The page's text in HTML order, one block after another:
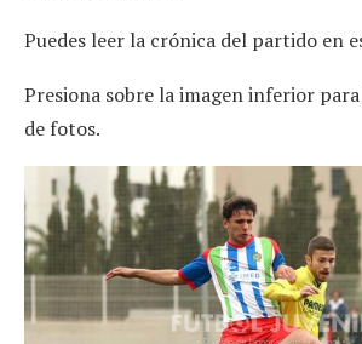
Puedes leer la crónica del partido en
Presiona sobre la imagen inferior
de fotos.